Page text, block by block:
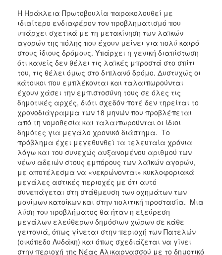
Η Ηράκλεια Πρωτοβουλία παρακολουθεί με
ιδιαίτερο ενδιαφέρον τον προβληματισμό που
υπάρχει σχετικά με τη μετακίνηση των λαϊκών
αγορών της πόλης που έχουν μείνει για πολύ καιρό
στους ίδιους δρόμους. Υπάρχει η γενική διαπίστωση
ότι κανείς δεν θέλει τις λαϊκές μπροστά στο σπίτι
του, τις θέλει όμως στο διπλανό δρόμο. Δυστυχώς οι
κάτοικοι που εμπλέκονται και ταλαιπωρούνται
έχουν χάσει την εμπιστοσύνη τους σε όλες τις
δημοτικές αρχές, διότι σχεδόν ποτέ δεν τηρείται το
χρονοδιάγραμμα των 18 μηνών που προβλέπεται
από τη νομοθεσία και ταλαιπωρούνται οι ίδιοι
δημότες για μεγάλο χρονικό διάστημα. Το
πρόβλημα έχει μεγεθυνθεί τα τελευταία χρόνια
λόγω και του συνεχώς αυξανομένου αριθμού των
νέων αδειών στους εμπόρους των λαϊκών αγορών,
με αποτέλεσμα να «νεκρώνονται» κυκλοφοριακά
μεγάλες αστικές περιοχές με ότι αυτό
συνεπάγεται στη στάθμευση των οχημάτων των
μονίμων κατοίκων και στην πολιτική προστασία. Μια
λύση του προβλήματος θα ήταν η εξεύρεση
μεγάλων ελεύθερων δημόσιων χώρων σε κάθε
γειτονιά, όπως γίνεται στην περιοχή των Πατελών
(οικόπεδο Λυδάκη) και όπως σχεδιάζεται να γίνει
στην περιοχή της Νέας Αλικαρνασσού με το δημοτικό